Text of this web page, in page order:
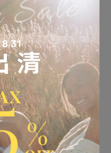
1TRL JUNGLE MOC EVO
WOVEN SE 男女款 編織休
閒便鞋 米色
NT$4,680